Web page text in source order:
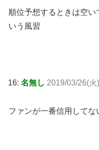
順位予想するときは空い
いう風習
16: 名無し 2019/03/26(
ファンが一番信用してな